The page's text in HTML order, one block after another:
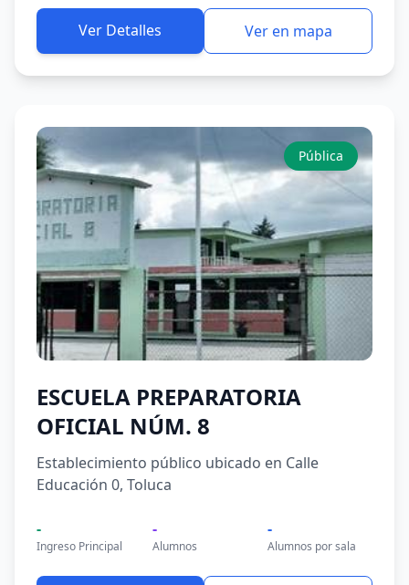
Ver Detalles Ver en mapa
Pública
ESCUELA PREPARATORIA
OFICIAL NÚM. 8
Establecimiento público ubicado en Calle
Educación 0, Toluca
-
Ingreso Principal
-
Alumnos
-
Alumnos por sala